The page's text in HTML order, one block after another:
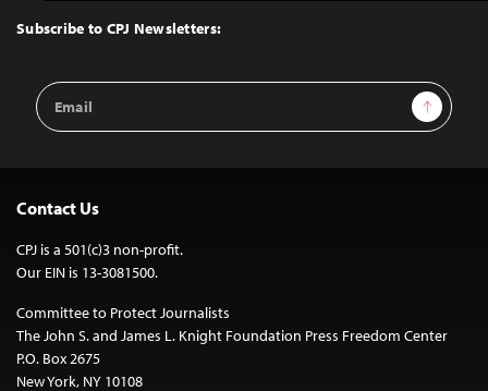
Top
Subscribe to CPJ Newsletters:
Email
Address
Sign Up
Contact Us
CPJ is a 501(c)3 non-profit.
Our EIN is 13-3081500.
Committee to Protect Journalists
The John S. and James L. Knight Foundation Press Freedom Center
P.O. Box 2675
New York, NY 10108